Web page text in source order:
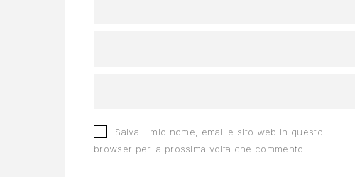
Salva il mio nome, email e sito web in questo
browser per la prossima volta che commento.